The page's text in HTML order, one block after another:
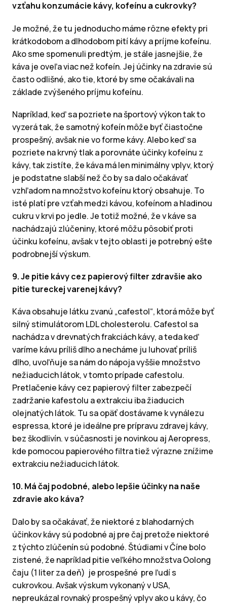
vzťahu konzumácie kávy, kofeínu a cukrovky?
Je možné, že tu jednoducho máme rôzne efekty pri
krátkodobom a dlhodobom pití kávy a príjme kofeínu.
Ako sme spomenuli predtým, je stále jasnejšie, že
káva je oveľa viac než kofeín. Jej účinky na zdravie sú
často odlišné, ako tie, ktoré by sme očakávali na
základe zvýšeného príjmu kofeínu.
Napríklad, keď sa pozriete na športový výkon tak to
vyzerá tak, že samotný kofeín môže byť čiastočne
prospešný, avšak nie vo forme kávy. Alebo keď sa
pozriete na krvný tlak a porovnáte účinky kofeínu z
kávy, tak zistíte, že káva má len minimálny vplyv, ktorý
je podstatne slabší než čo by sa dalo očakávať
vzhľadom na množstvo kofeínu ktorý obsahuje. To
isté platí pre vzťah medzi kávou, kofeínom a hladinou
cukru v krvi po jedle. Je totiž možné, že v káve sa
nachádzajú zlúčeniny, ktoré môžu pôsobiť proti
účinku kofeínu, avšak v tejto oblasti je potrebný ešte
podrobnejší výskum.
9. Je pitie kávy cez papierový filter zdravšie ako
pitie tureckej varenej kávy?
Káva obsahuje látku zvanú „cafestol“, ktorá môže byť
silný stimulátorom LDL cholesterolu. Cafestol sa
nachádza v drevnatých frakciách kávy, a teda keď
varíme kávu príliš dlho a necháme ju luhovať príliš
dlho, uvoľňuje sa nám do nápoja vyššie množstvo
nežiaducich látok, v tomto prípade cafestolu.
Pretlačenie kávy cez papierový filter zabezpečí
zadržanie kafestolu a extrakciu iba žiaducich
olejnatých látok. Tu sa opäť dostávame k vynálezu
espressa, ktoré je ideálne pre prípravu zdravej kávy,
bez škodlivín. v súčasnosti je novinkou aj Aeropress,
kde pomocou papierového filtra tiež výrazne znížime
extrakciu nežiaducich látok.
10. Má čaj podobné, alebo lepšie účinky na naše
zdravie ako káva?
Dalo by sa očakávať, že niektoré z blahodarných
účinkov kávy sú podobné aj pre čaj pretože niektoré
z týchto zlúčenín sú podobné. Štúdiami v Číne bolo
zistené, že napríklad pitie veľkého množstva Oolong
čaju (1 liter za deň) je prospešné pre ľudí s
cukrovkou. Avšak výskum vykonaný v USA,
nepreukázal rovnaký prospešný vplyv ako u kávy, čo